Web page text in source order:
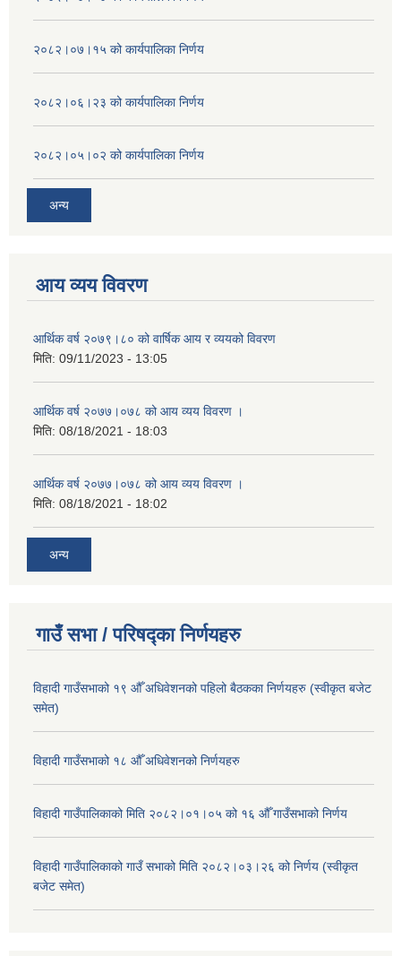
२०८२।०७।१५ को कार्यपालिका निर्णय
२०८२।०६।२३ को कार्यपालिका निर्णय
२०८२।०५।०२ को कार्यपालिका निर्णय
अन्य
आय व्यय विवरण
आर्थिक वर्ष २०७९।८० को वार्षिक आय र व्ययको विवरण
मिति: 09/11/2023 - 13:05
आर्थिक वर्ष २०७७।०७८ को आय व्यय विवरण ।
मिति: 08/18/2021 - 18:03
आर्थिक वर्ष २०७७।०७८ को आय व्यय विवरण ।
मिति: 08/18/2021 - 18:02
अन्य
गाउँ सभा / परिषद्का निर्णयहरु
विहादी गाउँसभाको १९ औँ अधिवेशनको पहिलो बैठकका निर्णयहरु (स्वीकृत बजेट
समेत)
विहादी गाउँसभाको १८ औँ अधिवेशनको निर्णयहरु
विहादी गाउँपालिकाको मिति २०८२।०१।०५ को १६ औँ गाउँसभाको निर्णय
विहादी गाउँपालिकाको गाउँ सभाको मिति २०८२।०३।२६ को निर्णय (स्वीकृत
बजेट समेत)